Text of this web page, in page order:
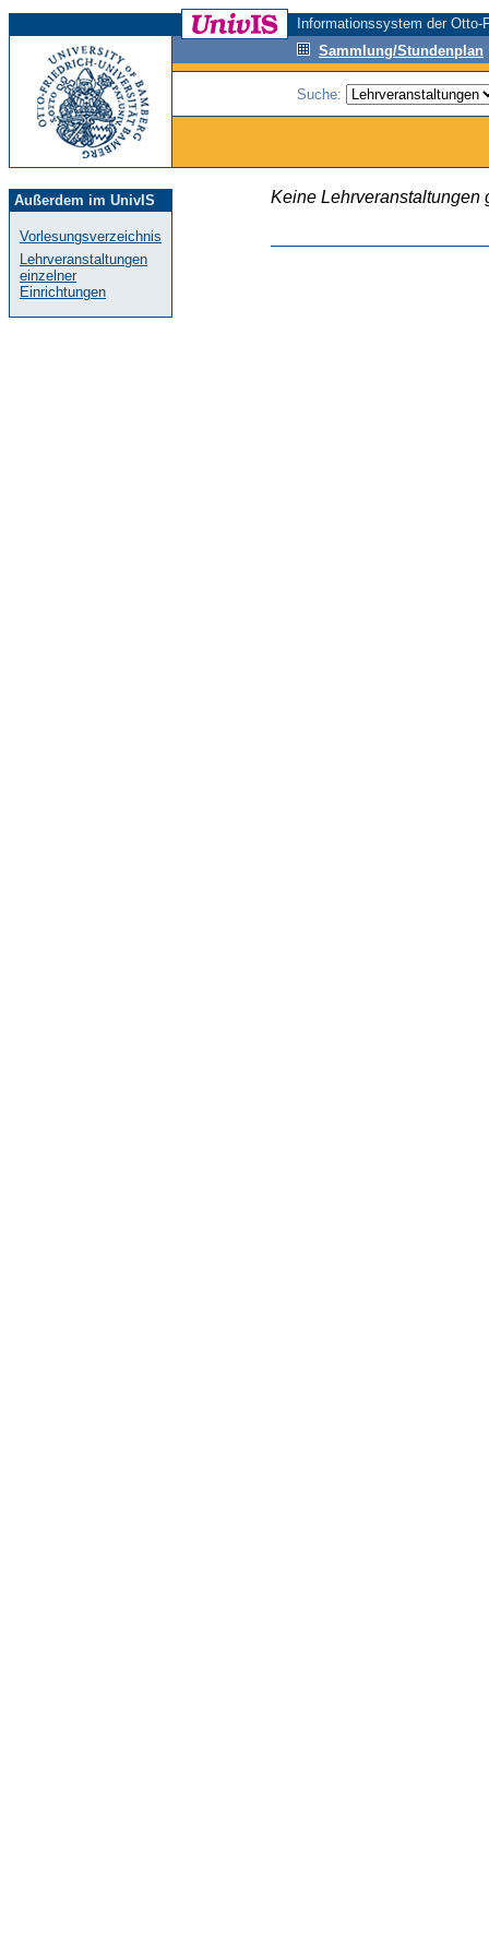
Informationssystem der
Sammlung/Stundenplan
Suche:
Außerdem im UnivIS
Vorlesungsverzeichnis
Lehrveranstaltungen
einzelner
Einrichtungen
Keine Lehrveranstaltungen